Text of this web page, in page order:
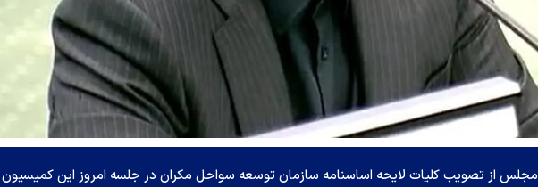
از تصویب کلیات لایحه اساسنامه سازمان توسعه سواحل مکران در جلسه امروز این کمیسیون